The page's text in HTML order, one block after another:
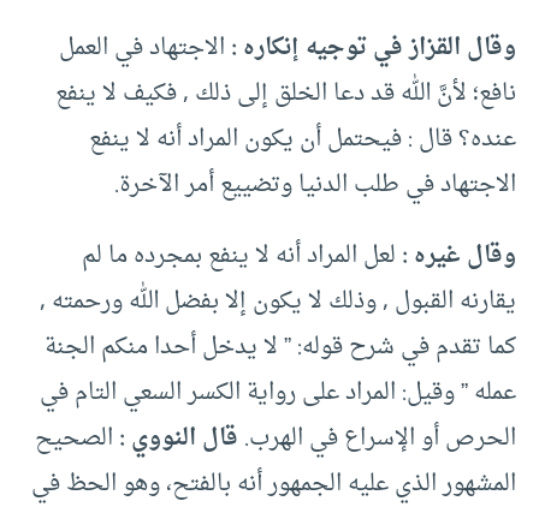
وقال القزاز في توجيه إنكاره :الاجتهاد في العمل
نافع؛ لأنَّ الله قد دعا الخلق إلى ذلك , فكيف لا ينفع
عنده؟ قال : فيحتمل أن يكون المراد أنه لا ينفع
الاجتهاد في طلب الدنيا وتضييع أمر الآخرة.
وقال غيره :لعل المراد أنه لا ينفع بمجرده ما لم
يقارنه القبول , وذلك لا يكون إلا بفضل الله ورحمته ,
كما تقدم في شرح قوله: ” لا يدخل أحدا منكم الجنة
عمله ” وقيل: المراد على رواية الكسر السعي التام في
الحرص أو الإسراع في الهرب.قال النووي :الصحيح
المشهور الذي عليه الجمهور أنه بالفتح، وهو الحظ في